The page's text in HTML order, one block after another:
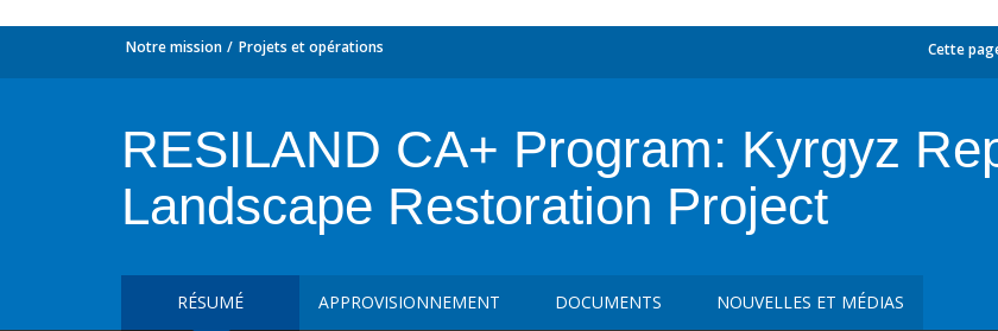
Notre mission Projets et opérations Cette
RESILAND CA+ Program: Kyrgyz
Landscape Restoration Project
RÉSUMÉ APPROVISIONNEMENT DOCUMENTS NOUVELLES ET MÉDIAS